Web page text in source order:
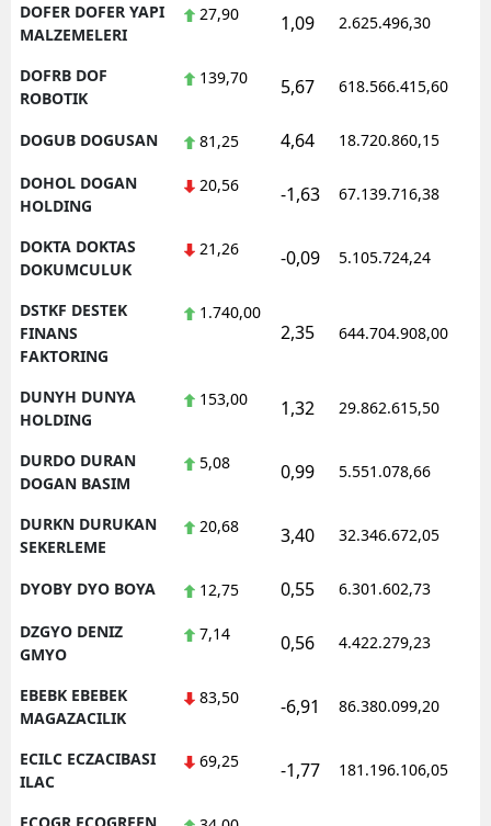
DOFER DOFER YAPI
MALZEMELERI
27,90 1,09 2.625.496,30
DOFRB DOF
ROBOTIK
139,70 5,67 618.566.415,60
DOGUB DOGUSAN 81,25 4,64 18.720.860,15
DOHOL DOGAN
HOLDING
20,56 -1,63 67.139.716,38
DOKTA DOKTAS
DOKUMCULUK
21,26 -0,09 5.105.724,24
DSTKF DESTEK
FINANS
FAKTORING
1.740,00
2,35 644.704.908,00
DUNYH DUNYA
HOLDING
153,00 1,32 29.862.615,50
DURDO DURAN
DOGAN BASIM
5,08 0,99 5.551.078,66
DURKN DURUKAN
SEKERLEME
20,68 3,40 32.346.672,05
DYOBY DYO BOYA 12,75 0,55 6.301.602,73
DZGYO DENIZ
GMYO
7,14 0,56 4.422.279,23
EBEBK EBEBEK
MAGAZACILIK
83,50 -6,91 86.380.099,20
ECILC ECZACIBASI
ILAC
69,25 -1,77 181.196.106,05